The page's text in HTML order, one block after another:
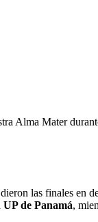
Alma Mater
las finales en
UP de Panamá,